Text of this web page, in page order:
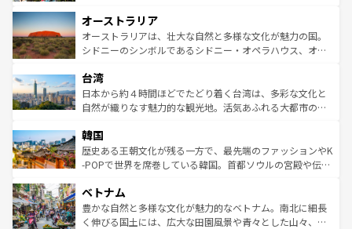
部のニューオーリンズでは、音楽と美食が融合した独特の
文化が魅力。旅行者はアメリカの各地域で異なる魅力を楽
しみながら、その多様性と豊かな歴史を感じることができ
ならではの贅沢な旅のスタイルだ。 なお、新着のアメリカ
情報はコンテンツ一覧を参照してほしい。
ワイ島は見逃せない。また、定番の観光地といえばオアフ
島だが、静かな自然を求めるならマウイ島やカウアイ島が
おすすめ。エメラルドグリーンに輝く海をはじめ、豊かな
れるおもてなしの心で訪れる人々を迎えてくれるハワイの
人々、おいしいローカルフードやハワイアンミュージッ
ク、伝統的なフラダンスなど、すべてがハワイの魅力を彩
ワイを、存分に味わってほしい。 なお、新着のハワイ情報
はコンテンツ一覧を参照してほしい。
オーストラリア
オーストラリアは、壮大な自然と多様な文化が魅力の国。
シドニーのシンボルであるシドニー・オペラハウス、オー
リアリーフや大陸中央部にそびえるウルル（エアーズロッ
ク）、タスマニアの美しい原生林やケアンズの熱帯雨林な
ど、見どころがたくさん。また、カフェやワイン、オージ
いる。アクティビティも充実しており、サーフィンやダイ
ビング、ハイキングなど、アウトドア好きにはたまらな
い。オーストラリアの多彩な魅力を存分に味わいつくそ
参照してほしい。
台湾
日本から約４時間ほどでたどり着く台湾は、多彩な文化と
自然が織りなす魅力的な観光地。活気あふれる大都市の台
ン）、静ひつな山岳地帯である台湾東部など、都市の喧騒
と山間の静けさが共存しており、訪れる人に新しい発見と
驚きをもたらしてくれる。また、奥深い台湾の食文化も魅
容にもいいと評判のスイーツなど、バラエティ豊かな料理
が味わえる。 なお、新着の台湾情報は コンテンツ一覧を参
照してほしい。
韓国
歴史ある王朝文化が残る一方で、最先端のファッションやK
-POPで世界を席巻している韓国。首都ソウルの宮殿や伝統
き、地方に足を延ばせば四季折々の自然美を楽しむことが
できる。そして、キムチや焼肉、絶品のストリートフード
まで、さまざまな韓国料理が待っている。夜には、韓国な
ベトナム
豊かな自然と多様な文化が魅力的なベトナム。南北に細長
く伸びる国土には、広大な田園風景や青々とした山々、世